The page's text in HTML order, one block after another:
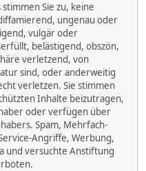
Sie zu, keine
ungenau oder
vulgär oder
belästigend, obszön,
verletzend, von
sind, oder anderweitig
verletzen. Sie stimmen
Inhalte beizutragen,
oder verfügen über
Spam, Mehrfach-
Angriffe, Werbung,
und versuchte Anstiftung